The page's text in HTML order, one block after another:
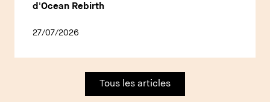
d'Ocean Rebirth
27/07/2026
Tous les articles